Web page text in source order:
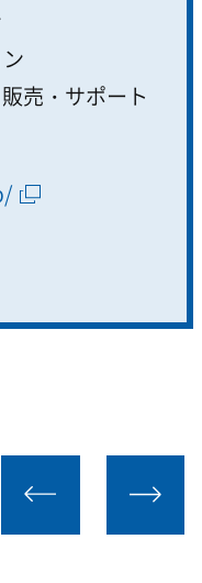
売・サポート